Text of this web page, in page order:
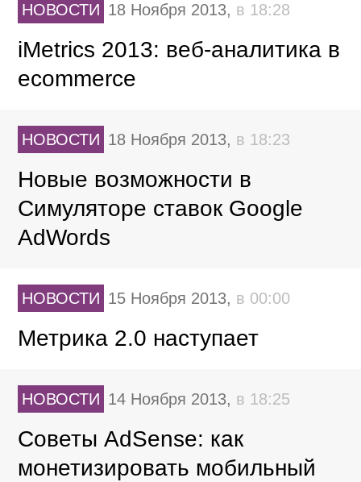
НОВОСТИ 18 Ноября 2013, в 18:28
iMetrics 2013: веб-аналитика в
ecommerce
НОВОСТИ 18 Ноября 2013, в 18:23
Новые возможности в
Симуляторе ставок Google
AdWords
НОВОСТИ 15 Ноября 2013, в 00:00
Метрика 2.0 наступает
НОВОСТИ 14 Ноября 2013, в 18:25
Советы AdSense: как
монетизировать мобильный